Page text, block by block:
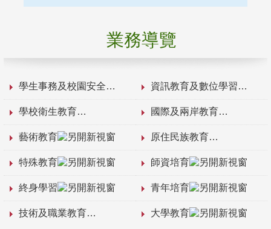
業務導覽
學生事務及校園安全 資訊教育及數位學習
學校衛生教育 國際及兩岸教育
藝術教育 原住民族教育
特殊教育 師資培育
終身學習 青年培育
技術及職業教育 大學教育